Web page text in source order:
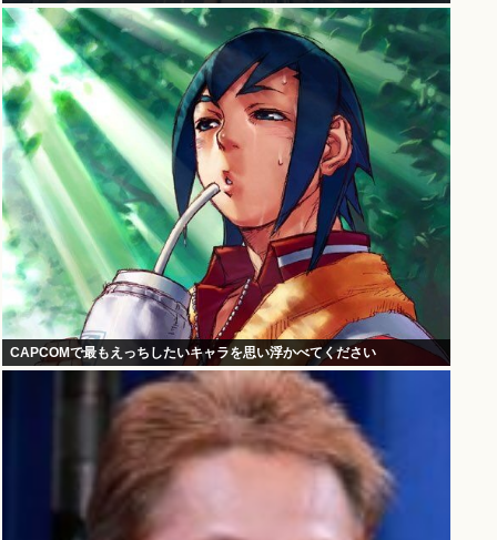
CAPCOMで最もえっちしたいキャラを思い浮かべてください